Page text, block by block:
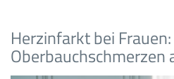
Herzinfarkt bei Frauen:
Oberbauchschmerzen